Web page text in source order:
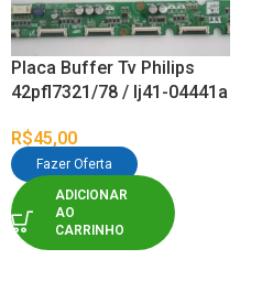
Placa Buffer Tv Philips
42pfl7321/78 / lj41-04441a
R$45,00
Fazer Oferta
ADICIONAR
AO
CARRINHO